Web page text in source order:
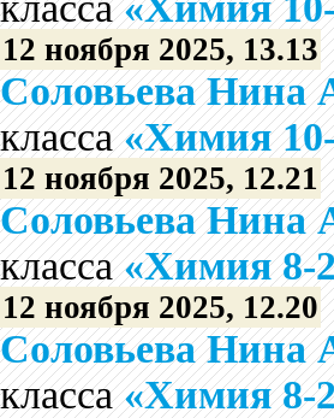
12 ноября 2025, 13.13
Соловьева Нина
класса«Химия
12 ноября 2025, 12.21
Соловьева Нина
класса«Химия 8-
12 ноября 2025, 12.20
Соловьева Нина
класса«Химия 8-